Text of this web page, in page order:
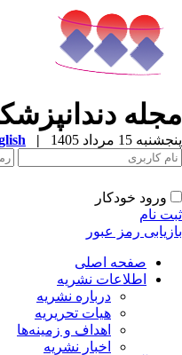
15 مرداد 1405 |
ورود خودکار
نام
رمز عبور
صفحه اصلی
اطلاعات نشریه
درباره نشریه
هیات تحریریه
اهداف و زمینه‌ها
اخبار نشریه